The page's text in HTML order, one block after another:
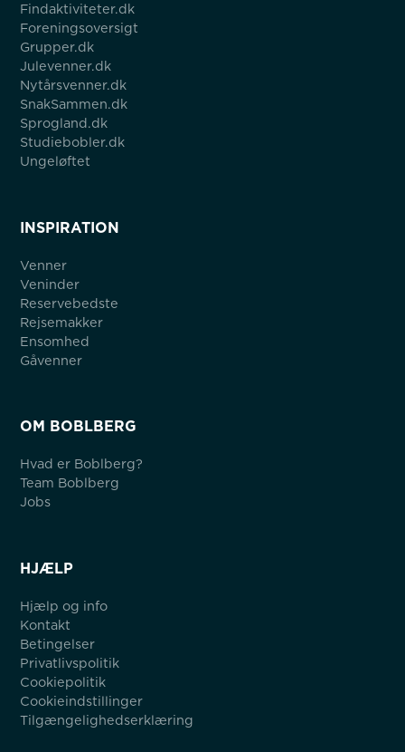
Findaktiviteter.dk
Foreningsoversigt
Grupper.dk
Julevenner.dk
Nytårsvenner.dk
SnakSammen.dk
Sprogland.dk
Studiebobler.dk
Ungeløftet
INSPIRATION
Venner
Veninder
Reservebedste
Rejsemakker
Ensomhed
Gåvenner
OM BOBLBERG
Hvad er Boblberg?
Team Boblberg
Jobs
HJÆLP
Hjælp og info
Kontakt
Betingelser
Privatlivspolitik
Cookiepolitik
Cookieindstillinger
Tilgængelighedserklæring